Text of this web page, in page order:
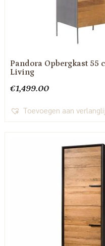
Pandora Opbergkast 55
Living
€1,499.00
Toevoegen aan